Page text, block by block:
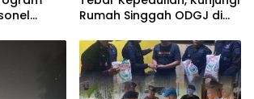
Rumah Singgah ODGJ di